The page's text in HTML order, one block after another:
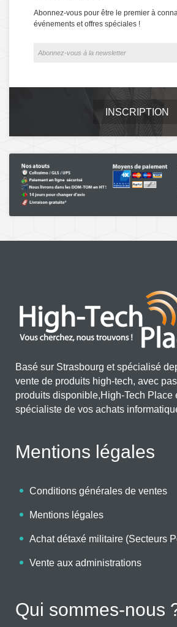
Abonnez-vous pour être le premier à
événements et offres spéciales !
INSCRIPTION
Basé sur Strasbourg et spécialisé
vente de produits high-tech, avec
produits disponible,High-Tech Place
spécialiste de vos achats
Mentions légales
Conditions générales de ventes
Mentions légales
Achat détaxé militaire (Secteurs
Vente aux administrations
Qui sommes-nous